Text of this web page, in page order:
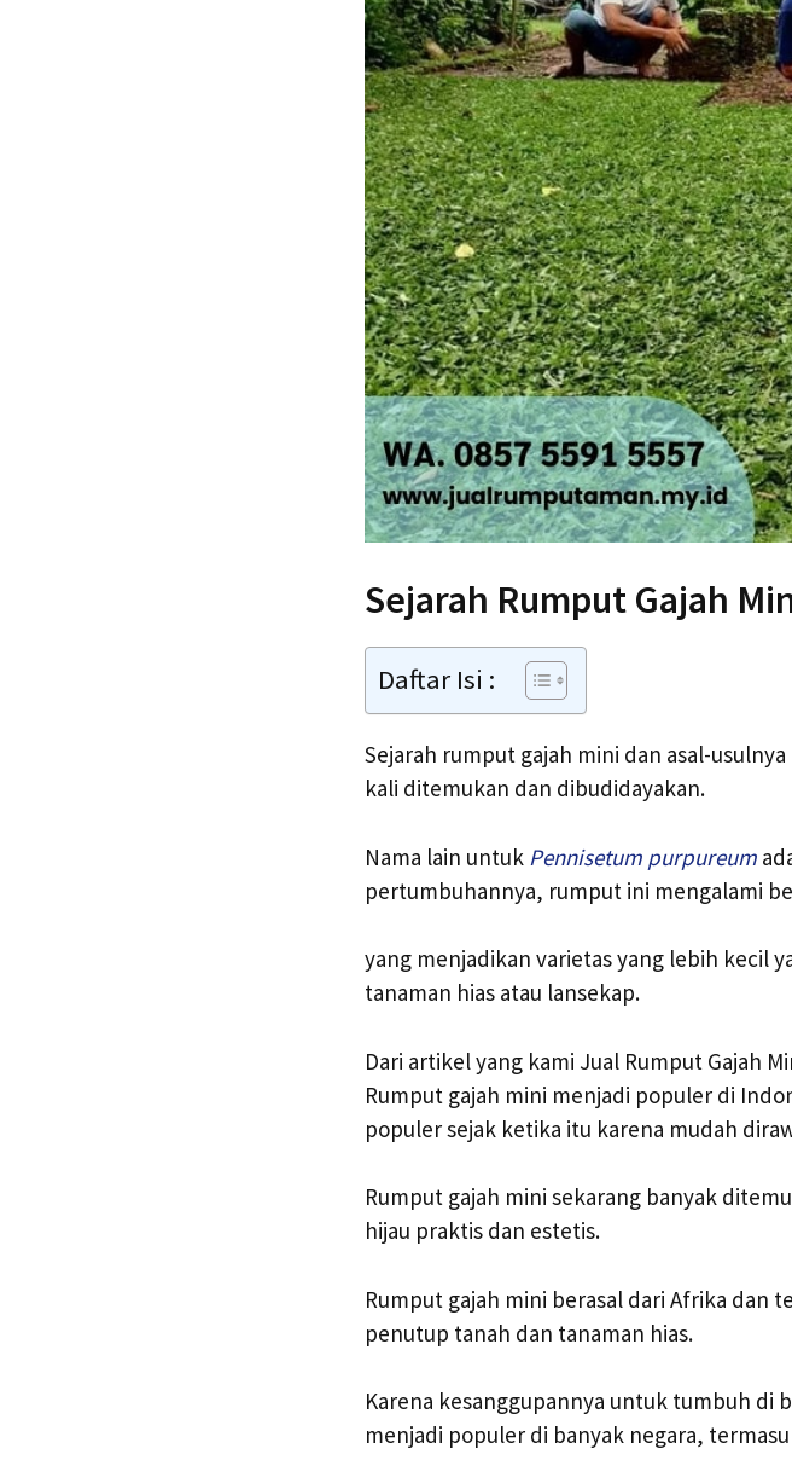
Sejarah Rumput Gajah
Daftar Isi :
Sejarah rumput gajah mini dan asal-
kali ditemukan dan dibudidayakan.
Nama lain untuk Pennisetum purpureum
pertumbuhannya, rumput ini mengalami
yang menjadikan varietas yang lebih kecil
tanaman hias atau lansekap.
Dari artikel yang kami Jual Rumput Gajah
Rumput gajah mini menjadi populer di
populer sejak ketika itu karena mudah
Rumput gajah mini sekarang banyak
hijau praktis dan estetis.
Rumput gajah mini berasal dari Afrika dan
penutup tanah dan tanaman hias.
Karena kesanggupannya untuk tumbuh di
menjadi populer di banyak negara,